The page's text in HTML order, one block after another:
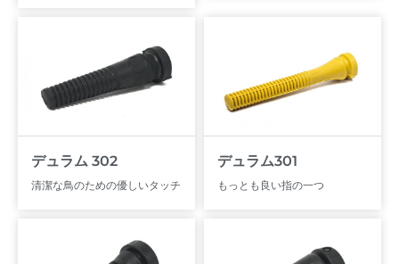
デュラム 302
清潔な鳥のための優しいタッチ
デュラム301
もっとも良い指の一つ